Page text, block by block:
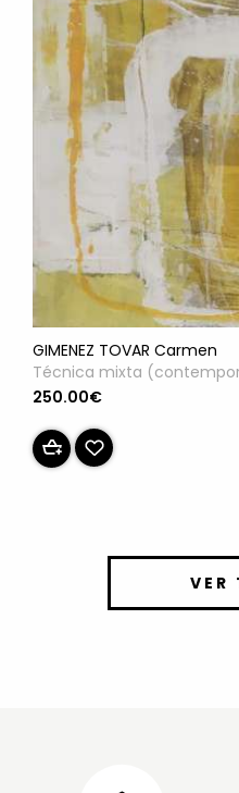
GIMENEZ TOVAR Carmen
Técnica mixta
250.00€
VER